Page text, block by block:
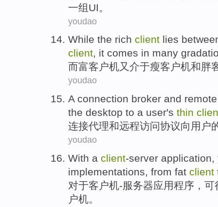
一组UI。
youdao
While the rich client lies
client, it comes in many
而富客户机又 介于瘦客户机和胖
youdao
A connection broker and remote
the desktop to a user's thin
连接代理和远程访问协议向 用户
youdao
With a client-server application,
implementations, from fat client
对于客户机-服务器应用程序 ，
户机。